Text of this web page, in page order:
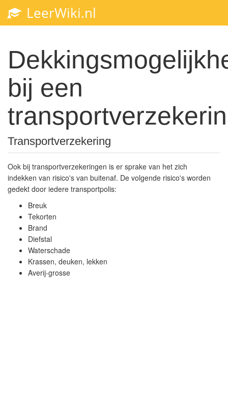
LeerWiki.nl
bij een
Transportverzekering
Ook bij transportverzekeringen is er sprake van het zich
indekken van risico's van buitenaf. De volgende risico's worden
gedekt door iedere transportpolis:
Breuk
Tekorten
Brand
Diefstal
Waterschade
Krassen, deuken, lekken
Averij-grosse